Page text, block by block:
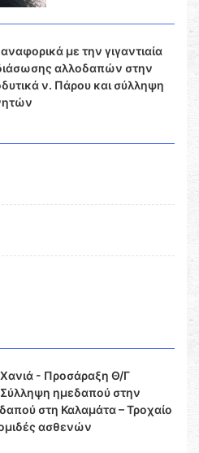
με την γιγαντιαία
αλλοδαπών στην
ν. Πάρου και σύλληψη
- Προσάραξη Θ/Γ
ημεδαπού στην
στη Καλαμάτα – Τροχαίο
ασθενών